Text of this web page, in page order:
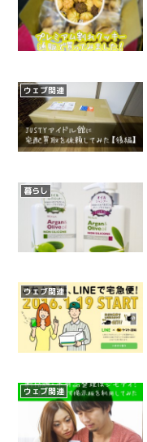
ウェブ関連
暮らし
ウェブ関連
ウェブ関連